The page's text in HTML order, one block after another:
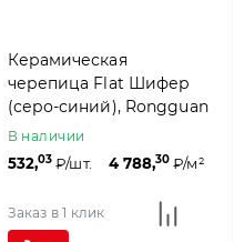
Керамическая
черепица Flat Шифер
(серо-синий), Rongguan
В наличии
532,03₽/шт. 4 788,30₽/м²
Заказ в 1 клик